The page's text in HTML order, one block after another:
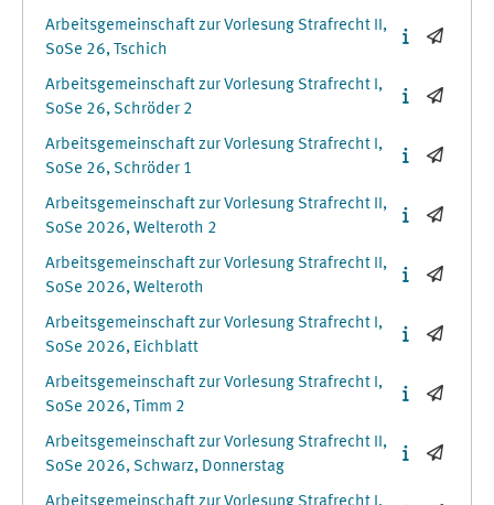
Arbeitsgemeinschaft zur Vorlesung Strafrecht II,
SoSe 26, Tschich
Arbeitsgemeinschaft zur Vorlesung Strafrecht I,
SoSe 26, Schröder 2
Arbeitsgemeinschaft zur Vorlesung Strafrecht I,
SoSe 26, Schröder 1
Arbeitsgemeinschaft zur Vorlesung Strafrecht II,
SoSe 2026, Welteroth 2
Arbeitsgemeinschaft zur Vorlesung Strafrecht II,
SoSe 2026, Welteroth
Arbeitsgemeinschaft zur Vorlesung Strafrecht I,
SoSe 2026, Eichblatt
Arbeitsgemeinschaft zur Vorlesung Strafrecht I,
SoSe 2026, Timm 2
Arbeitsgemeinschaft zur Vorlesung Strafrecht II,
SoSe 2026, Schwarz, Donnerstag